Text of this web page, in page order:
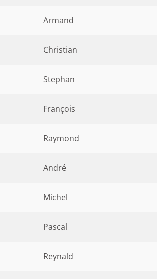
Armand
Christian
Stephan
François
Raymond
André
Michel
Pascal
Reynald